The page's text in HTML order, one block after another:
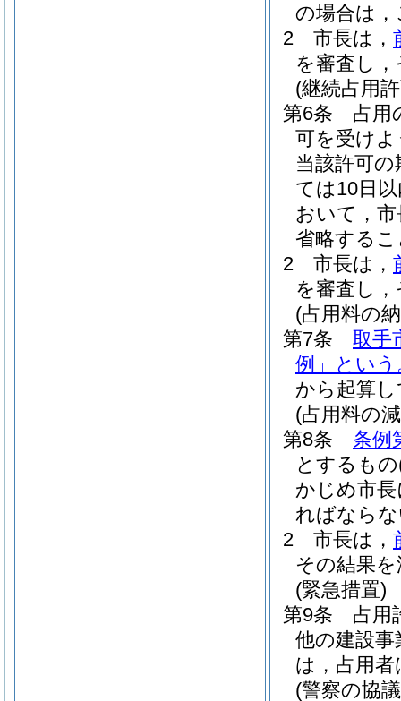
の場合は
2
市長は，
を審査し
(継続占用
第6条
占用
可を受け
当該許可
ては10日
おいて，
省略する
2
市長は，
を審査し
(占用料の
第7条
取手
例」という
から起算
(占用料の
第8条
条例
とするもの
かじめ市
ればなら
2
市長は，
その結果
(緊急措置)
第9条
占用
他の建設
は，占用
(警察の協